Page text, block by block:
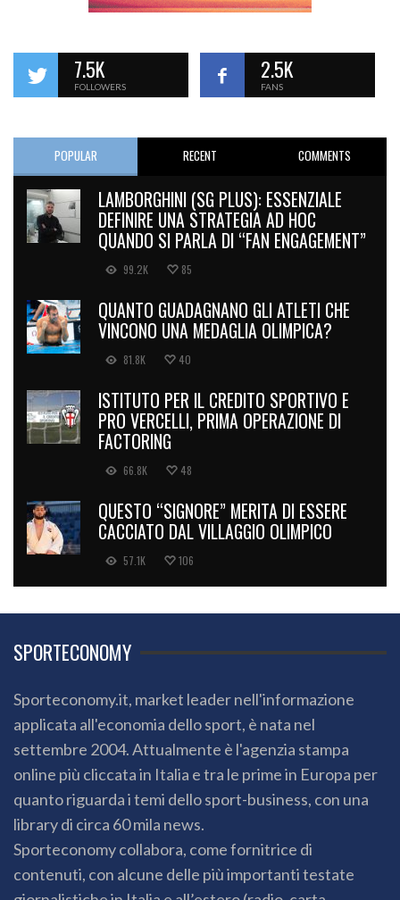
7.5K
FOLLOWERS
2.5K
FANS
POPULAR RECENT COMMENTS
LAMBORGHINI (SG PLUS): ESSENZIALE
DEFINIRE UNA STRATEGIA AD HOC
QUANDO SI PARLA DI “FAN ENGAGEMENT”
99.2K 85
QUANTO GUADAGNANO GLI ATLETI CHE
VINCONO UNA MEDAGLIA OLIMPICA?
81.8K 40
ISTITUTO PER IL CREDITO SPORTIVO E
PRO VERCELLI, PRIMA OPERAZIONE DI
FACTORING
66.8K 48
QUESTO “SIGNORE” MERITA DI ESSERE
CACCIATO DAL VILLAGGIO OLIMPICO
57.1K 106
SPORTECONOMY
Sporteconomy.it, market leader nell'informazione
applicata all'economia dello sport, è nata nel
settembre 2004. Attualmente è l'agenzia stampa
online più cliccata in Italia e tra le prime in Europa per
quanto riguarda i temi dello sport-business, con una
library di circa 60 mila news.
Sporteconomy collabora, come fornitrice di
contenuti, con alcune delle più importanti testate